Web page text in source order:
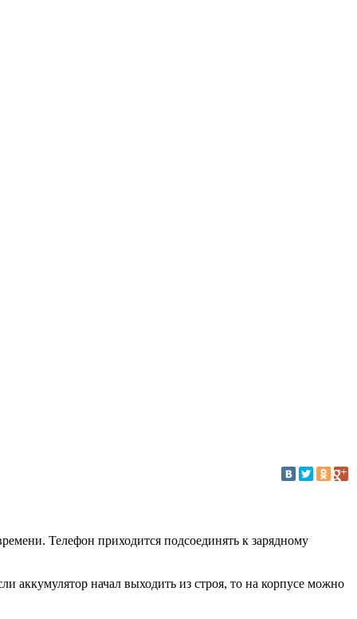
Телефон приходится подсоединять к зарядному
аккумулятор начал выходить из строя, то на корпусе можно